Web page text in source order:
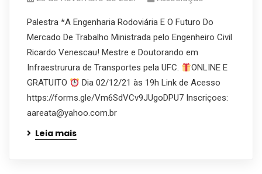
Palestra *A Engenharia Rodoviária E O Futuro Do
Mercado De Trabalho Ministrada pelo Engenheiro Civil
Ricardo Venescau! Mestre e Doutorando em
Infraestrurura de Transportes pela UFC.
ONLINE E
GRATUITO
Dia 02/12/21 às 19h Link de Acesso
https://forms.gle/Vm6SdVCv9JUgoDPU7 Inscriçoes:
aareata@yahoo.com.br
Leia mais